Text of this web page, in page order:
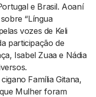
e Brasil. Aoaní
“Língua
vozes de Keli
participação de
Isabel Zuaa e Nádia
Família Gitana,
Mulher foram